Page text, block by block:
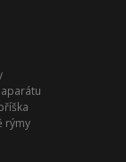
rýmy